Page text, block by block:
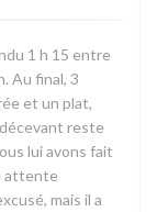
1 h 15 entre
Au final, 3
et un plat,
reste
lui avons fait
attente
mais il a